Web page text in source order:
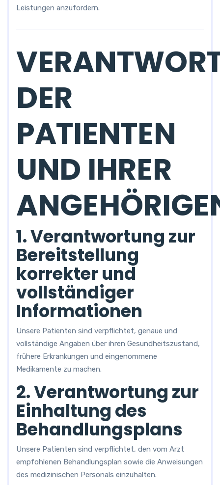
Leistungen anzufordern.
DER
PATIENTEN
UND IHRER
1. Verantwortung zur
Bereitstellung
korrekter und
vollständiger
Informationen
Unsere Patienten sind verpflichtet, genaue und
vollständige Angaben über ihren Gesundheitszustand,
frühere Erkrankungen und eingenommene
Medikamente zu machen.
2. Verantwortung zur
Einhaltung des
Behandlungsplans
Unsere Patienten sind verpflichtet, den vom Arzt
empfohlenen Behandlungsplan sowie die Anweisungen
des medizinischen Personals einzuhalten.